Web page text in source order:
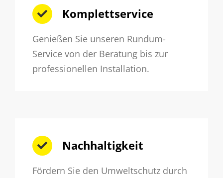
Komplettservice
Genießen Sie unseren Rundum-
Service von der Beratung bis zur
professionellen Installation.
Nachhaltigkeit
Fördern Sie den Umweltschutz durch